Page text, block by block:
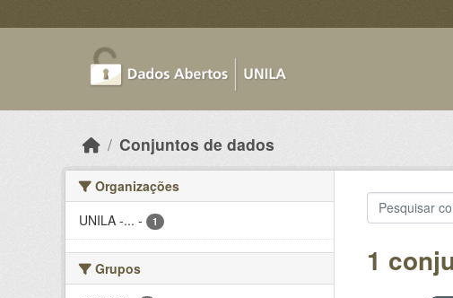
Conjuntos de dados
Organizações
UNILA -... - 1
Grupos
1